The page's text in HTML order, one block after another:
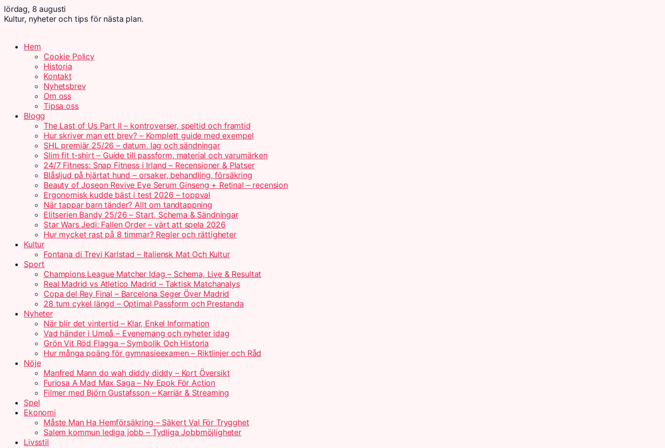
lördag, 8 augusti
Kultur, nyheter och tips för nästa plan.
Hem
Cookie Policy
Historia
Kontakt
Nyhetsbrev
Om oss
Tipsa oss
Blogg
The Last of Us Part II – kontroverser, speltid och framtid
Hur skriver man ett brev? – Komplett guide med exempel
SHL premiär 25/26 – datum, lag och sändningar
Slim fit t-shirt – Guide till passform, material och varumärken
24/7 Fitness: Snap Fitness i Irland – Recensioner & Platser
Blåsljud på hjärtat hund – orsaker, behandling, försäkring
Beauty of Joseon Revive Eye Serum Ginseng + Retinal – recension
Ergonomisk kudde bäst i test 2026 – toppval
När tappar barn tänder? Allt om tandtappning
Elitserien Bandy 25/26 – Start, Schema & Sändningar
Star Wars Jedi: Fallen Order – värt att spela 2026
Hur mycket rast på 8 timmar? Regler och rättigheter
Kultur
Fontana di Trevi Karlstad – Italiensk Mat Och Kultur
Sport
Champions League Matcher Idag – Schema, Live & Resultat
Real Madrid vs Atletico Madrid – Taktisk Matchanalys
Copa del Rey Final – Barcelona Seger Över Madrid
28 tum cykel längd – Optimal Passform och Prestanda
Nyheter
När blir det vintertid – Klar, Enkel Information
Vad händer i Umeå – Evenemang och nyheter idag
Grön Vit Röd Flagga – Symbolik Och Historia
Hur många poäng för gymnasieexamen – Riktlinjer och Råd
Nöje
Manfred Mann do wah diddy diddy – Kort Översikt
Furiosa A Mad Max Saga – Ny Epok För Action
Filmer med Björn Gustafsson – Karriär & Streaming
Spel
Ekonomi
Måste Man Ha Hemförsäkring – Säkert Val För Trygghet
Salem kommun lediga jobb – Tydliga Jobbmöjligheter
Livsstil